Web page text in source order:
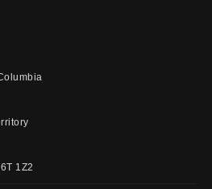
1Z2